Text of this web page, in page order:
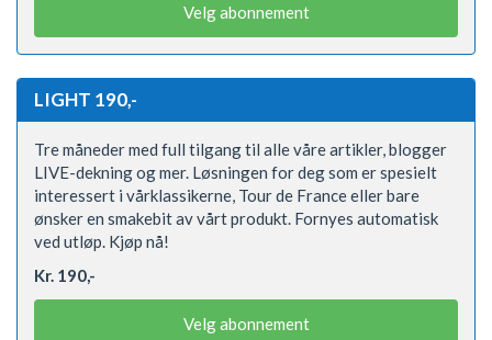
Velg abonnement
LIGHT 190,-
Tre måneder med full tilgang til alle våre artikler, blogger
LIVE-dekning og mer. Løsningen for deg som er spesielt
interessert i vårklassikerne, Tour de France eller bare
ønsker en smakebit av vårt produkt. Fornyes automatisk
ved utløp. Kjøp nå!
Kr. 190,-
Velg abonnement